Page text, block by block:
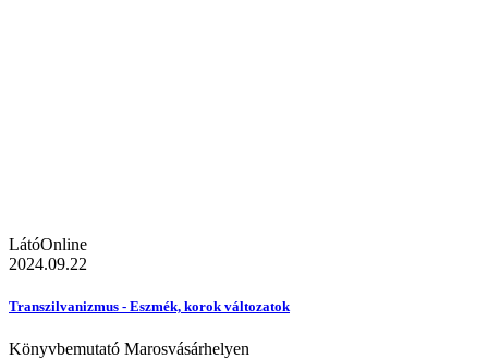
LátóOnline
2024.09.22
Transzilvanizmus - Eszmék, korok változatok
Könyvbemutató Marosvásárhelyen